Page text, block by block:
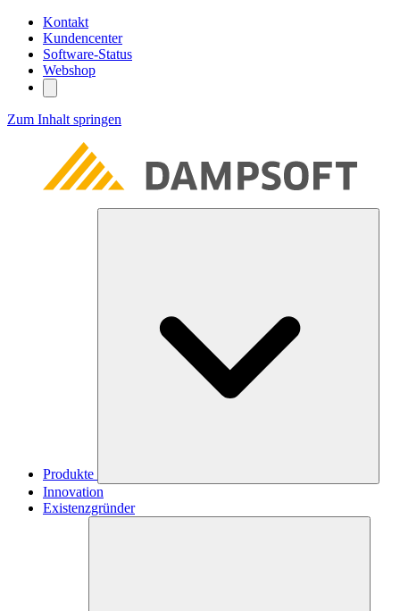
Kontakt
Kundencenter
Software-Status
Webshop
Zum Inhalt springen
Produkte
Innovation
Existenzgründer